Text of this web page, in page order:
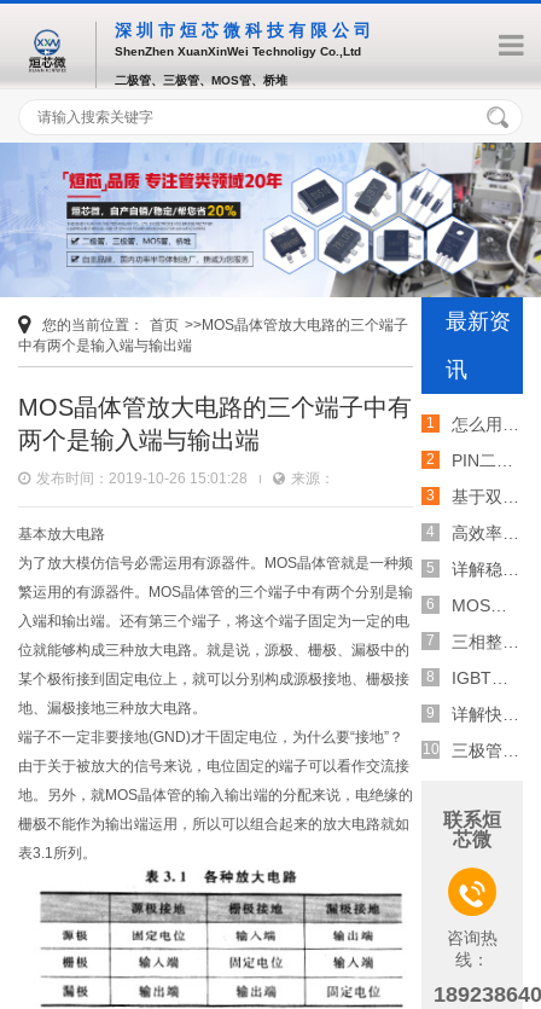
深圳市烜芯微科技有限公司
ShenZhen XuanXinWei Technoligy Co.,Ltd
二极管、三极管、MOS管、桥堆
您的当前位置： 首页 >>MOS晶体管放大电路的三个端子
中有两个是输入端与输出端
MOS晶体管放大电路的三个端子中有
两个是输入端与输出端
发布时间：2019-10-26 15:01:28 来源：
基本放大电路
为了放大模仿信号必需运用有源器件。MOS晶体管就是一种频
繁运用的有源器件。MOS晶体管的三个端子中有两个分别是输
入端和输出端。还有第三个端子，将这个端子固定为一定的电
位就能够构成三种放大电路。就是说，源极、栅极、漏极中的
某个极衔接到固定电位上，就可以分别构成源极接地、栅极接
地、漏极接地三种放大电路。
端子不一定非要接地(GND)才干固定电位，为什么要“接地”？
由于关于被放大的信号来说，电位固定的端子可以看作交流接
地。另外，就MOS晶体管的输入输出端的分配来说，电绝缘的
栅极不能作为输出端运用，所以可以组合起来的放大电路就如
表3.1所列。
最新资
讯
怎么用TVS二极管提高电路的抗突波能力
PIN二极管的电导调制机制和应用介绍
基于双MOS管的防反灌电路工作原理介绍
高效率整流二极管的特性和应用介绍
详解稳压二极管的关键特性和应用原理
MOS管选型关键因素分析,怎么选择合适的参数
三相整流电路分析,半波整流与全波整流的工作原理
IGBT三相全桥整流电路工作原理介绍
详解快恢复二极管,结构,特性和应用介绍
三极管和MOS管组合式开关电路分析
联系烜
芯微

咨询热
线：